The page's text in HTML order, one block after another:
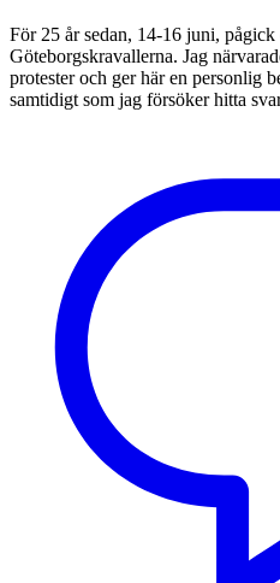
För 25 år sedan, 14-16 juni,
Göteborgskravallerna. Jag
protester och ger här en personlig
samtidigt som jag försöker hitta